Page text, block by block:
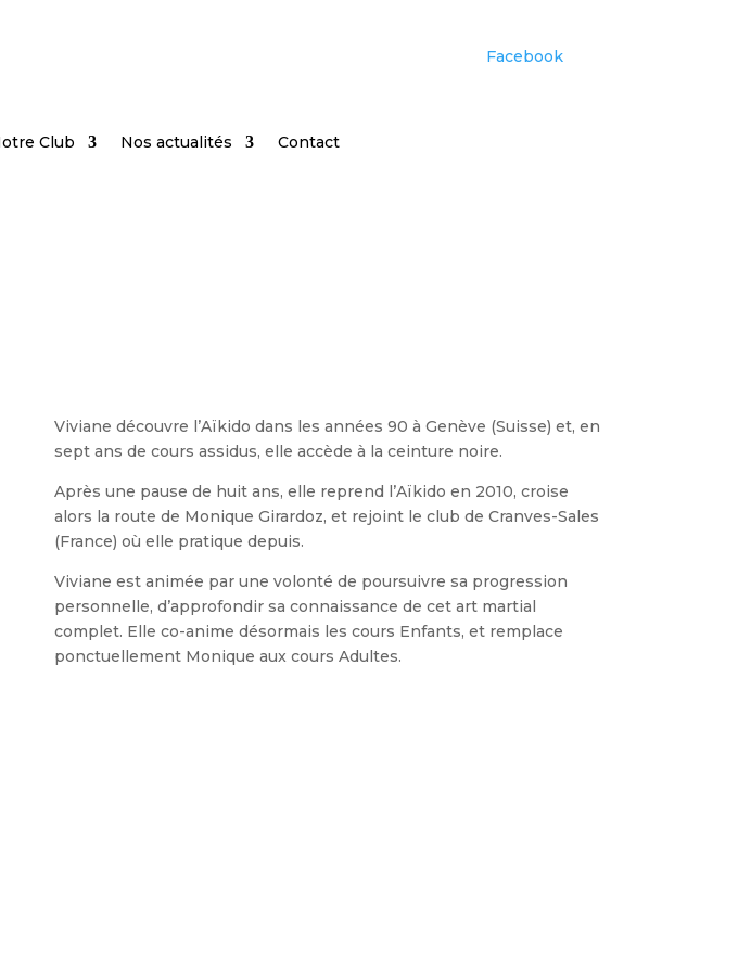
Facebook
Club Nos actualités Contact
Viviane découvre l’Aïkido dans les années 90 à Genève (Suisse) et, en
sept ans de cours assidus, elle accède à la ceinture noire.
Après une pause de huit ans, elle reprend l’Aïkido en 2010, croise
alors la route de Monique Girardoz, et rejoint le club de Cranves-Sales
(France) où elle pratique depuis.
Viviane est animée par une volonté de poursuivre sa progression
personnelle, d’approfondir sa connaissance de cet art martial
complet. Elle co-anime désormais les cours Enfants, et remplace
ponctuellement Monique aux cours Adultes.